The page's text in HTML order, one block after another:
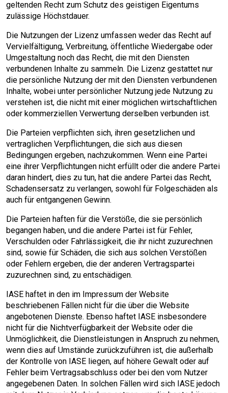
geltenden Recht zum Schutz des geistigen Eigentums
zulässige Höchstdauer.
Die Nutzungen der Lizenz umfassen weder das Recht auf
Vervielfältigung, Verbreitung, öffentliche Wiedergabe oder
Umgestaltung noch das Recht, die mit den Diensten
verbundenen Inhalte zu sammeln. Die Lizenz gestattet nur
die persönliche Nutzung der mit den Diensten verbundenen
Inhalte, wobei unter persönlicher Nutzung jede Nutzung zu
verstehen ist, die nicht mit einer möglichen wirtschaftlichen
oder kommerziellen Verwertung derselben verbunden ist.
Die Parteien verpflichten sich, ihren gesetzlichen und
vertraglichen Verpflichtungen, die sich aus diesen
Bedingungen ergeben, nachzukommen. Wenn eine Partei
eine ihrer Verpflichtungen nicht erfüllt oder die andere Partei
daran hindert, dies zu tun, hat die andere Partei das Recht,
Schadensersatz zu verlangen, sowohl für Folgeschäden als
auch für entgangenen Gewinn.
Die Parteien haften für die Verstöße, die sie persönlich
begangen haben, und die andere Partei ist für Fehler,
Verschulden oder Fahrlässigkeit, die ihr nicht zuzurechnen
sind, sowie für Schäden, die sich aus solchen Verstößen
oder Fehlern ergeben, die der anderen Vertragspartei
zuzurechnen sind, zu entschädigen.
IASE haftet in den im Impressum der Website
beschriebenen Fällen nicht für die über die Website
angebotenen Dienste. Ebenso haftet IASE insbesondere
nicht für die Nichtverfügbarkeit der Website oder die
Unmöglichkeit, die Dienstleistungen in Anspruch zu nehmen,
wenn dies auf Umstände zurückzuführen ist, die außerhalb
der Kontrolle von IASE liegen, auf höhere Gewalt oder auf
Fehler beim Vertragsabschluss oder bei den vom Nutzer
angegebenen Daten. In solchen Fällen wird sich IASE jedoch